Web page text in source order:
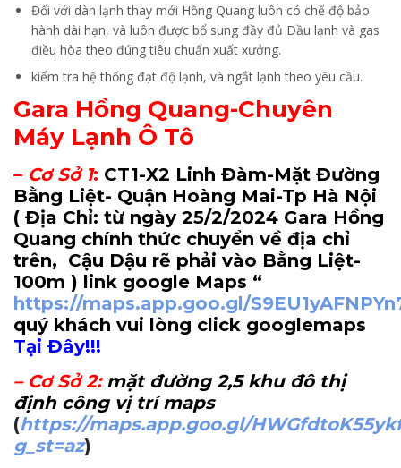
Đối với dàn lạnh thay mới Hồng Quang luôn có chế độ bảo
hành dài hạn, và luôn được bổ sung đầy đủ Dầu lạnh và gas
điều hòa theo đúng tiêu chuẩn xuất xưởng.
kiểm tra hệ thống đạt độ lạnh, và ngắt lạnh theo yêu cầu.
Gara Hồng Quang-Chuyên
Máy Lạnh Ô Tô
– Cơ Sở 1: CT1-X2 Linh Đàm-Mặt Đường
Bằng Liệt- Quận Hoàng Mai-Tp Hà Nội
( Địa Chỉ: từ ngày 25/2/2024 Gara Hồng
Quang chính thức chuyển về địa chỉ
trên, Cậu Dậu rẽ phải vào Bằng Liệt-
100m ) link google Maps “
https://maps.app.goo.gl/
quý khách vui lòng click googlemaps
Tại Đây!!!
– Cơ Sở 2: mặt đường 2,5 khu đô thị
định công vị trí maps
(https://maps.app.goo.gl/
g_st=az)